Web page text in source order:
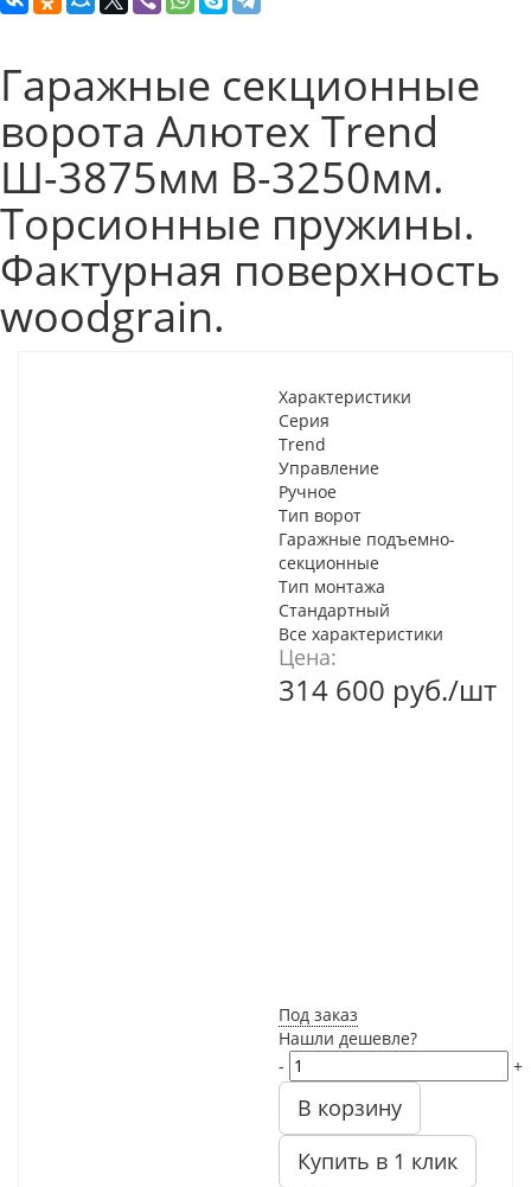
Гаражные секционные
ворота Алютех Trend
Ш-3875мм В-3250мм.
Торсионные пружины.
Фактурная поверхность
woodgrain.
Характеристики
Серия
Trend
Управление
Ручное
Тип ворот
Гаражные подъемно-
секционные
Тип монтажа
Стандартный
Все характеристики
Цена:
314 600 руб./шт
Под заказ
Нашли дешевле?
-
+
В корзину
Купить в 1 клик